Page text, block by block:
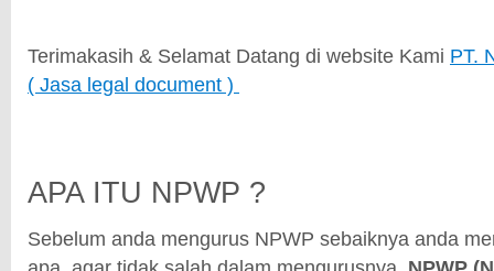
Terimakasih & Selamat Datang di website Kami PT.
( Jasa legal document )
APA ITU NPWP ?
Sebelum anda mengurus NPWP sebaiknya anda